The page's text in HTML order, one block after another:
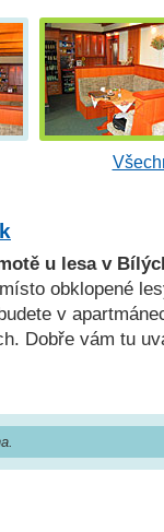
u lesa v
obklopené
v
Dobře vám tu